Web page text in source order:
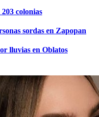
colonias
sordas en Zapopan
lluvias en Oblatos